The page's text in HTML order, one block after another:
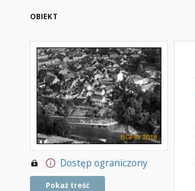
OBIEKT
Dostęp ograniczony
Pokaż treść